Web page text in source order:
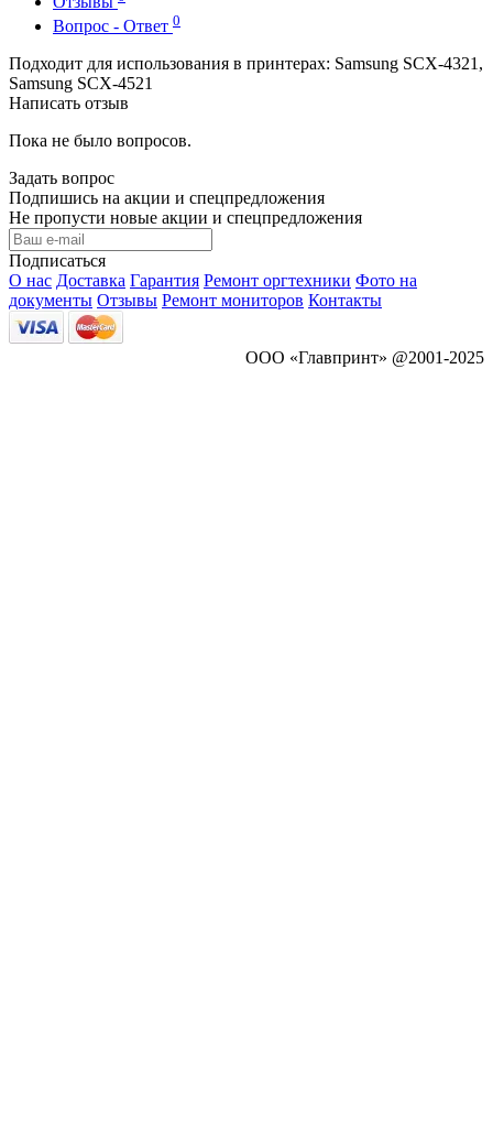
Вопрос - Ответ 0
Подходит для использования в принтерах: Samsung SCX-4321,
Samsung SCX-4521
Написать отзыв
Пока не было вопросов.
Задать вопрос
Подпишись на акции и спецпредложения
Не пропусти новые акции и спецпредложения
Подписаться
О нас Доставка Гарантия Ремонт оргтехники Фото на
документы Отзывы Ремонт мониторов Контакты
ООО «Главпринт» @2001-2025